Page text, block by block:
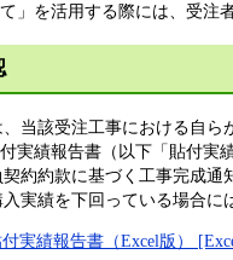
」を活用する際には、受注
当該受注工事における自
実績報告書（以下「貼付実
約約款に基づく工事完成通
実績を下回っている場合に
実績報告書（Excel版）